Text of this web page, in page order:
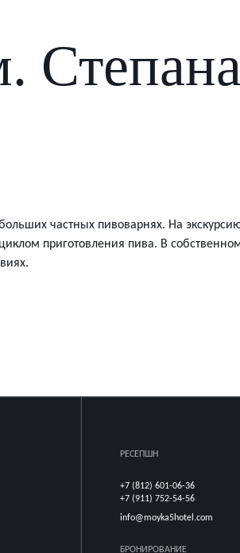
Степана
частных пивоварнях. На
приготовления пива. В
РЕСЕПШН
+7 (812) 601-06-36
+7 (911) 752-54-56
info@moyka5hotel.com
БРОНИРОВАНИЕ